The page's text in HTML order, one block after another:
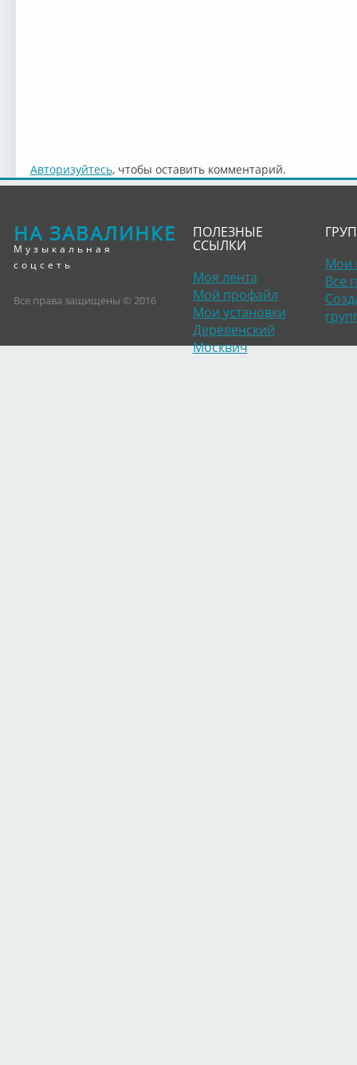
Авторизуйтесь, чтобы оставить комментарий.
НА ЗАВАЛИНКЕ
Музыкальная
соцсеть
Все права защищены © 2016
ПОЛЕЗНЫЕ
ССЫЛКИ
Моя лента
Мой профайл
Мои установки
Деревенский
Москвич
Мои
Все